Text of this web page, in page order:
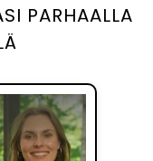
PARHAALLA